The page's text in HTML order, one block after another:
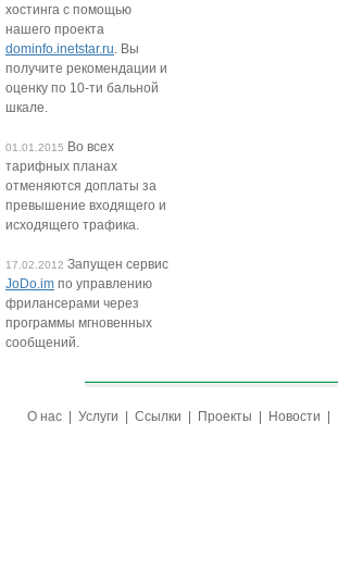
хостинга с помощью
нашего проекта
dominfo.inetstar.ru. Вы
получите рекомендации и
оценку по 10-ти бальной
шкале.
01.01.2015 Во всех
тарифных планах
отменяются доплаты за
превышение входящего и
исходящего трафика.
17.02.2012 Запущен сервис
JoDo.im по управлению
фрилансерами через
программы мгновенных
сообщений.
О нас| Услуги Ссылки Проекты Новости